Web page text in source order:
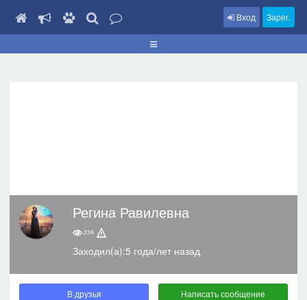
Вход Зарег.
Регина Равилевна
234
Заходил(а):5 года/лет назад
В друзья Написать сообщение